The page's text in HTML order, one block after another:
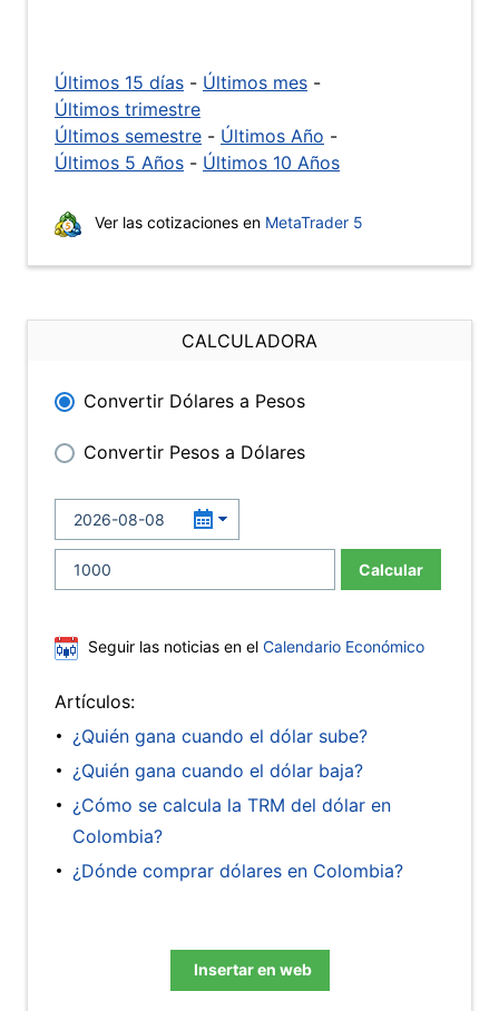
Últimos 15 días - Últimos mes -
Últimos trimestre
Últimos semestre - Últimos Año -
Últimos 5 Años - Últimos 10 Años
Ver las cotizaciones en MetaTrader 5
CALCULADORA
Convertir Dólares a Pesos
Convertir Pesos a Dólares
Calcular
Seguir las noticias en el Calendario Económico
Artículos:
¿Quién gana cuando el dólar sube?
¿Quién gana cuando el dólar baja?
¿Cómo se calcula la TRM del dólar en
Colombia?
¿Dónde comprar dólares en Colombia?
Insertar en web